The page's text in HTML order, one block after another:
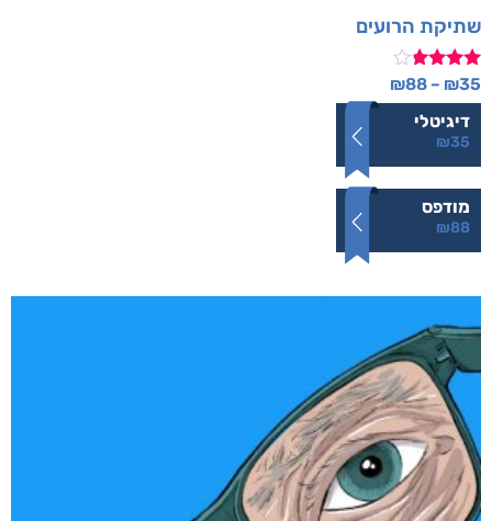
שתיקת הרועים
דורג
מתוך 5
₪35
–
₪88
דיגיטלי
₪35
מודפס
₪88